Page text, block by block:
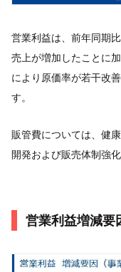
営業利益は、前年同期
売上が増加したことに
により原価率が若干改
す。
販管費については、健
開発および販売体制強
営業利益増減要